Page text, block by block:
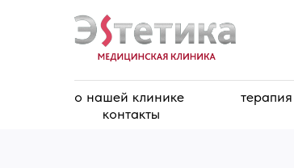
о нашей клинике терапия
контакты